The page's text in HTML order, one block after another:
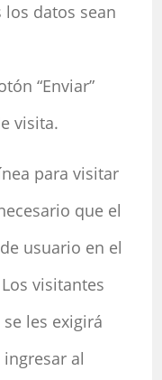
los datos sean
“Enviar”
visita.
para visitar
que el
usuario en el
visitantes
les exigirá
al